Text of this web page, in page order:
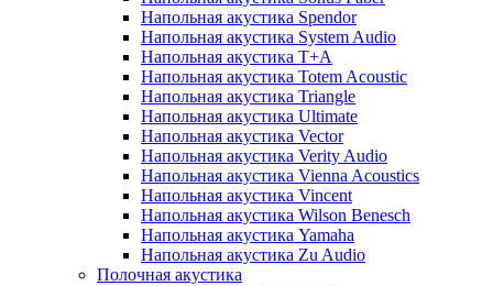
Напольная акустика Spendor
Напольная акустика System Audio
Напольная акустика T+A
Напольная акустика Totem Acoustic
Напольная акустика Triangle
Напольная акустика Ultimate
Напольная акустика Vector
Напольная акустика Verity Audio
Напольная акустика Vienna Acoustics
Напольная акустика Vincent
Напольная акустика Wilson Benesch
Напольная акустика Yamaha
Напольная акустика Zu Audio
Полочная акустика